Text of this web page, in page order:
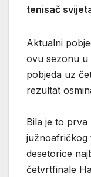
tenisač
Aktualni
ovu sezonu u
pobjeda uz
rezultat
Bila je to prva
južnoafričkog
desetorice
četvrtfinale